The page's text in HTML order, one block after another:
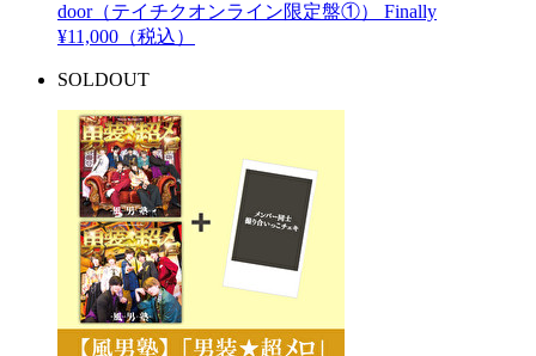
door（テイチクオンライン限定盤①） Finally
¥11,000（税込）
SOLDOUT